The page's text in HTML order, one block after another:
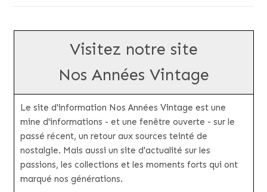
Visitez notre site
Nos Années Vintage
Le site d'information Nos Années Vintage est une
mine d'informations - et une fenêtre ouverte - sur le
passé récent, un retour aux sources teinté de
nostalgie. Mais aussi un site d'actualité sur les
passions, les collections et les moments forts qui ont
marqué nos générations.